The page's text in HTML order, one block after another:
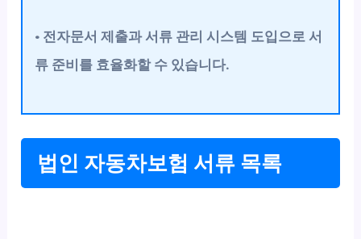
• 전자문서 제출과 서류 관리 시스템 도입으로 서
류 준비를 효율화할 수 있습니다.
법인 자동차보험 서류 목록